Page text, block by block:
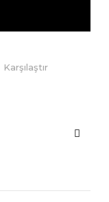
Karşılaştır